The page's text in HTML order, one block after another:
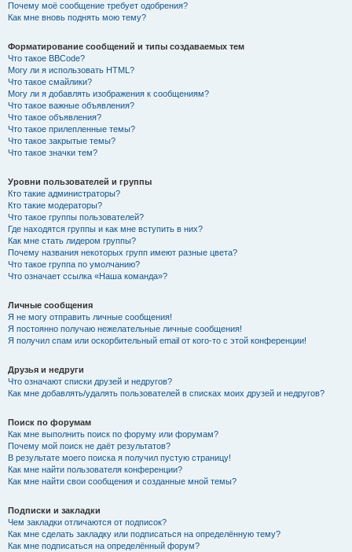
Почему моё сообщение требует одобрения?
Как мне вновь поднять мою тему?
Форматирование сообщений и типы создаваемых тем
Что такое BBCode?
Могу ли я использовать HTML?
Что такое смайлики?
Могу ли я добавлять изображения к сообщениям?
Что такое важные объявления?
Что такое объявления?
Что такое прилепленные темы?
Что такое закрытые темы?
Что такое значки тем?
Уровни пользователей и группы
Кто такие администраторы?
Кто такие модераторы?
Что такое группы пользователей?
Где находятся группы и как мне вступить в них?
Как мне стать лидером группы?
Почему названия некоторых групп имеют разные цвета?
Что такое группа по умолчанию?
Что означает ссылка «Наша команда»?
Личные сообщения
Я не могу отправить личные сообщения!
Я постоянно получаю нежелательные личные сообщения!
Я получил спам или оскорбительный email от кого-то с этой конференции!
Друзья и недруги
Что означают списки друзей и недругов?
Как мне добавлять/удалять пользователей в списках моих друзей и недругов?
Поиск по форумам
Как мне выполнить поиск по форуму или форумам?
Почему мой поиск не даёт результатов?
В результате моего поиска я получил пустую страницу!
Как мне найти пользователя конференции?
Как мне найти свои сообщения и созданные мной темы?
Подписки и закладки
Чем закладки отличаются от подписок?
Как мне сделать закладку или подписаться на определённую тему?
Как мне подписаться на определённый форум?